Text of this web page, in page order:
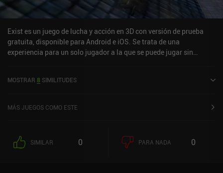
Exist es un juego de lucha y acción en 3D con versión de prueba
gratuita, disponible para Android e iOS. Se trata de una
experiencia para un solo jugador a la que se puede jugar sin
Play y de 4,5 sobre 5,0 en la App Store de iOS.
MOSTRAR 8 SIMILITUDES
MÁS JUEGOS COMO ESTE
SIMILAR 0 PARA NADA 0